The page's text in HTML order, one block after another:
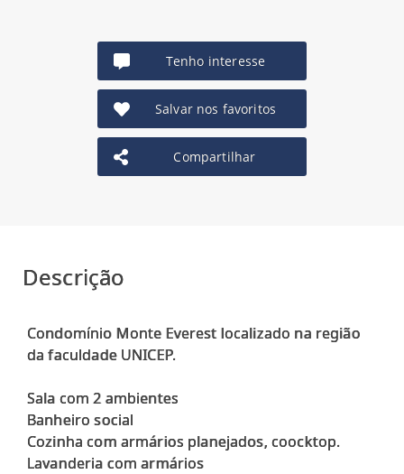
Tenho interesse
Salvar nos favoritos
Compartilhar
Descrição
Condomínio Monte Everest localizado na região
da faculdade UNICEP.
Sala com 2 ambientes
Banheiro social
Cozinha com armários planejados, coocktop.
Lavanderia com armários